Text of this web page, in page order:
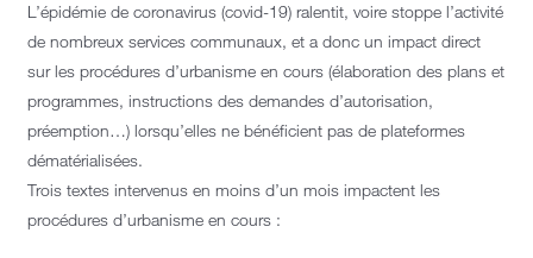
L’épidémie de coronavirus (covid-19) ralentit, voire stoppe l’activité
de nombreux services communaux, et a donc un impact direct
sur les procédures d’urbanisme en cours (élaboration des plans et
programmes, instructions des demandes d’autorisation,
préemption…) lorsqu’elles ne bénéficient pas de plateformes
dématérialisées.
Trois textes intervenus en moins d’un mois impactent les
procédures d’urbanisme en cours :